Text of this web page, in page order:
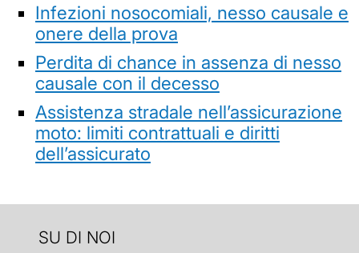
Infezioni nosocomiali, nesso causale e
onere della prova
Perdita di chance in assenza di nesso
causale con il decesso
Assistenza stradale nell’assicurazione
moto: limiti contrattuali e diritti
dell’assicurato
SU DI NOI